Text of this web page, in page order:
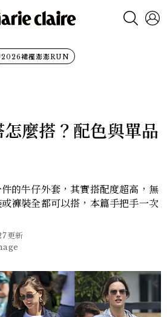
裙襬澎澎RUN
麼搭？配色與單品
的牛仔外套，其實搭配度超高，無
褲裝全都可以搭，本篇手把手一次
更新